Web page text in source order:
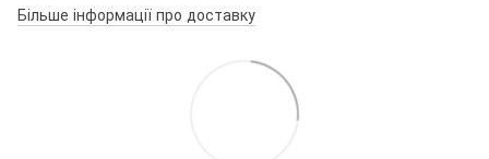
Більше інформації про доставку